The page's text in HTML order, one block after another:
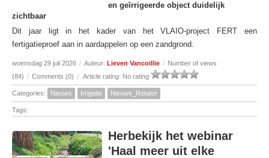
en geïrrigeerde object duidelijk
zichtbaar
Dit jaar ligt in het kader van het VLAIO-project FERT een
fertigatieproef aan in aardappelen op een zandgrond.
woensdag 29 juli 2026 / Auteur: Lieven Vancoillie / Number of views
(84) / Comments (0) / Article rating: No rating
Categories: Nieuws Irrigatie Nieuws_Rotator
Tags:
Herbekijk het webinar
'Haal meer uit elke